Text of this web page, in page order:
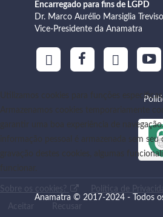
Encarregado para fins de LGPD
Dr. Marco Aurélio Marsiglia Treviso
Vice-Presidente da Anamatra
Anamatra © 2017-2024 - Todos
Utilizamos cookies para funções específicas
Armazenamos cookies temporariamente
garantir uma boa experiência de
informação pessoal é armazenada sem seu
gravação destes cookies, algumas
funcionar.
Sobre os cookies? Política de
Aceitar Recusar